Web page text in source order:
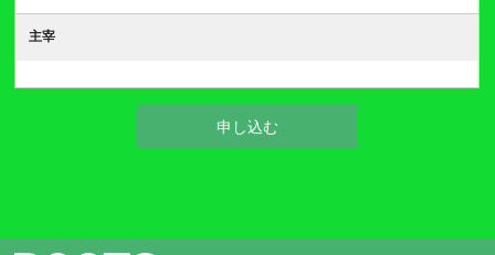
主宰
申し込む